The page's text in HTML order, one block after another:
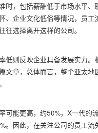
时，包括薪酬低于市场水平、
、企业文化低俗等情况，员工
往选择离开这样的公司。
低则反映企业具备发展实力。
文章，总体而言，整个亚太地
可能更高，约50%，X一代的流
。因此，在关注公司的员工流